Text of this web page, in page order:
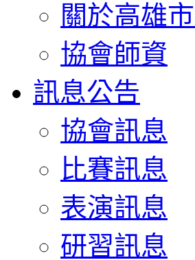
關於高雄
協會師資
訊息公告
協會訊息
比賽訊息
表演訊息
研習訊息